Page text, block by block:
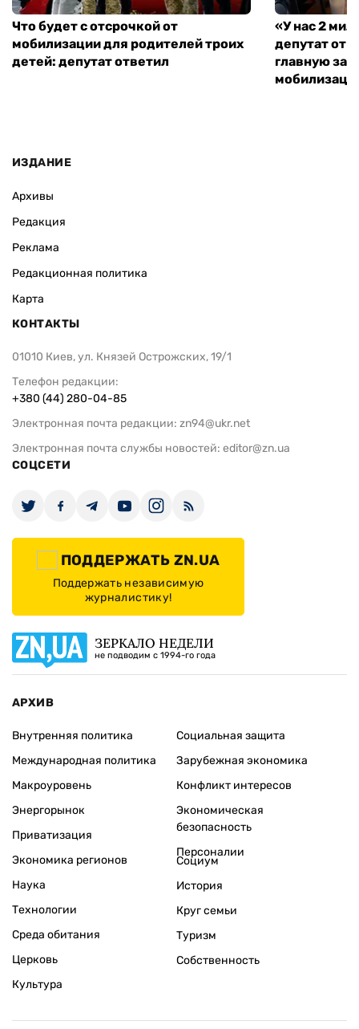
Что будет с отсрочкой от
мобилизации для родителей троих
детей: депутат ответил
«У нас 2
депутат от
главную
ИЗДАНИЕ
Архивы
Редакция
Реклама
Редакционная политика
Карта
КОНТАКТЫ
01010 Киев, ул. Князей Острожских, 19/1
Телефон редакции:
+380 (44) 280-04-85
Электронная почта редакции: zn94@ukr.net
Электронная почта службы новостей: editor@zn.ua
СОЦСЕТИ
ПОДДЕРЖАТЬ ZN.UA
Поддержать независимую
журналистику!
ЗЕРКАЛО НЕДЕЛИ
не подводим с 1994-го года
АРХИВ
Внутренняя политика
Международная политика
Макроуровень
Энергорынок
Приватизация
Экономика регионов
Социальная защита
Зарубежная экономика
Конфликт интересов
Экономическая
безопасность
Персоналии
Наука
Технологии
Среда обитания
Церковь
Культура
Социум
История
Круг семьи
Туризм
Собственность